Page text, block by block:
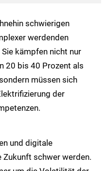
schwierigen
werdenden
kämpfen nicht nur
20 bis 40 Prozent als
müssen sich
der
und digitale
schwer werden.